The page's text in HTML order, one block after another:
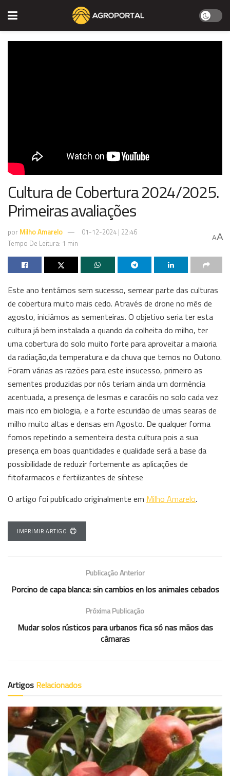
Cultura de Cobertura 2024/2025.
Primeiras avaliações
por Milho Amarelo
01-12-2024 | 22:46
Tempo De Leitura: 1 min
AA
Este ano tentámos sem sucesso, semear parte das culturas
de cobertura muito mais cedo. Através de drone no mês de
agosto, iniciámos as sementeiras. O objetivo seria ter esta
cultura já bem instalada a quando da colheita do milho, ter
uma cobertura do solo muito forte para aproveitar a maioria
da radiação,da temperatura e da chuva que temos no Outono.
Foram várias as razões para este insucesso, primeiro as
sementes produzidas por nós teriam ainda um dormência
acentuada, a presença de lesmas e caracóis no solo cada vez
mais rico em biologia, e a forte escuridão de umas searas de
milho muito altas e densas em Agosto. De qualquer forma
fomos repetindo a sementeira desta cultura pois a sua
presença em boas quantidades e qualidade será a base da
possibilidade de reduzir fortemente as aplicações de
fitofarmacos e fertilizantes de síntese
O artigo foi publicado originalmente em Milho Amarelo.
IMPRIMIR ARTIGO
Publicação Anterior
Porcino de capa blanca: sin cambios en los animales cebados
Próxima Publicação
Mudar solos rústicos para urbanos fica só nas mãos das
câmaras
Artigos Relacionados